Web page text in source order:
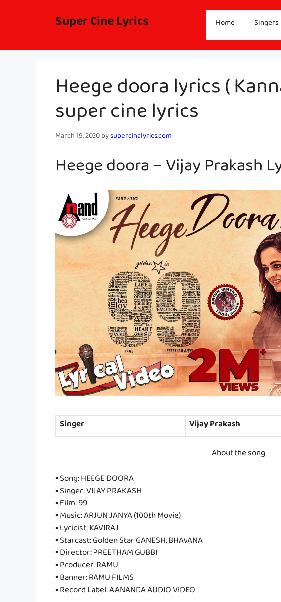
Super Cine Lyrics Home Singers
Heege doora lyrics (
super cine lyrics
March 19, 2020bysupercinelyrics.com
Heege doora – Vijay Prakash
Singer
Vijay Prakash
About the song
▪ Song: HEEGE DOORA
▪ Singer: VIJAY PRAKASH
▪ Film: 99
▪ Music: ARJUN JANYA (100th Movie)
▪ Lyricist: KAVIRAJ
▪ Starcast: Golden Star GANESH, BHAVANA
▪ Director: PREETHAM GUBBI
▪ Producer: RAMU
▪ Banner: RAMU FILMS
▪ Record Label: AANANDA AUDIO VIDEO